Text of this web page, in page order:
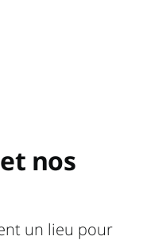
nos
un lieu pour